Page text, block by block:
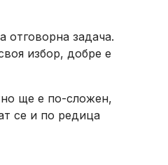
задача.
избор, добре е
ще е по-сложен,
се и по редица